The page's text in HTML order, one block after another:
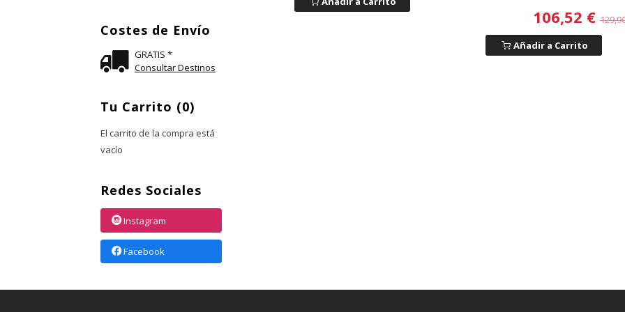
Costes de Envío
GRATIS *
Consultar Destinos
Tu Carrito (0)
El carrito de la compra está
vacío
Redes Sociales
Instagram
Facebook
106,52 €
Añadir a Carrito